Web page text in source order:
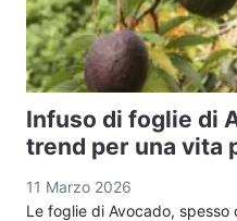
Infuso di foglie di
trend per una vita
11 Marzo 2026
Le foglie di Avocado,